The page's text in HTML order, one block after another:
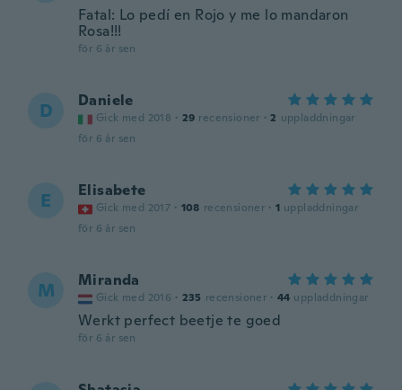
Fatal: Lo pedí en Rojo y me lo mandaron
Rosa!!!
för 6 år sen
D Daniele
Gick med 2018 · 29 recensioner · 2 uppladdningar
för 6 år sen
E Elisabete
Gick med 2017 · 108 recensioner · 1 uppladdningar
för 6 år sen
M Miranda
Gick med 2016 · 235 recensioner · 44 uppladdningar
Werkt perfect beetje te goed
för 6 år sen